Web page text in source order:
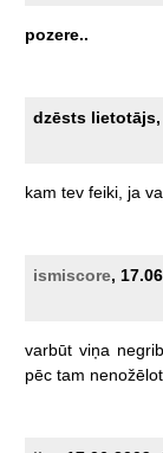
pozere..
dzēsts lietotājs,
kam tev feiki, ja
ismiscore,
varbūt viņa negrib
pēc tam